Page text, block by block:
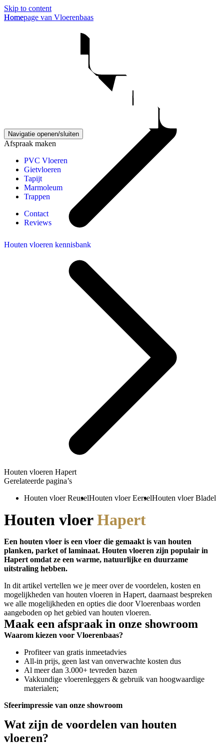
Skip to content
Homepage van Vloerenbaas
Navigatie openen/sluiten
Afspraak maken
PVC Vloeren
Gietvloeren
Tapijt
Marmoleum
Trappen
Contact
Reviews
Home
Houten vloeren kennisbank
Houten vloeren Hapert
Gerelateerde pagina’s
Houten vloer ReuselHouten vloer EerselHouten vloer Bladel
Houten vloerHapert
Een houten vloer is een vloer die gemaakt is van houten
planken, parket of laminaat. Houten vloeren zijn populair in
Hapert omdat ze een warme, natuurlijke en duurzame
uitstraling hebben.
In dit artikel vertellen we je meer over de voordelen, kosten en
mogelijkheden van houten vloeren in Hapert, daarnaast bespreken
we alle mogelijkheden en opties die door Vloerenbaas worden
aangeboden op het gebied van houten vloeren.
Maak een afspraak in onze showroom
Waarom kiezen voor Vloerenbaas?
Profiteer van gratis inmeetadvies
All-in prijs, geen last van onverwachte kosten dus
Al meer dan 3.000+ tevreden bazen
Vakkundige vloerenleggers & gebruik van hoogwaardige
materialen;
Sfeerimpressie van onze showroom
Wat zijn de voordelen van houten
vloeren?